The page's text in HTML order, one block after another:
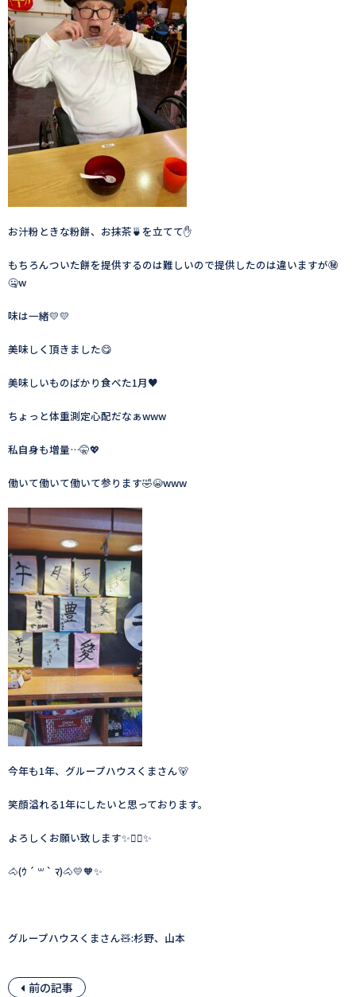
お汁粉ときな粉餅、お抹茶🍵を立てて✋
もちろんついた餅を提供するのは難しいので提供したのは違いますが㊙️
🤐w
味は一緒💛💛
美味しく頂きました😋
美味しいものばかり食べた1月♥️
ちょっと体重測定心配だなぁwww
私自身も増量…🤫💖
働いて働いて働いて参ります🤣😭www
今年も1年、グループハウスくまさん🐻
笑顔溢れる1年にしたいと思っております。
よろしくお願い致します✨🙇‍♀️✨
🐴(ｳ ´ ꒳ ` ﾏ)🐴💛🧡✨
グループハウスくまさん🧸:杉野、山本
前の記事